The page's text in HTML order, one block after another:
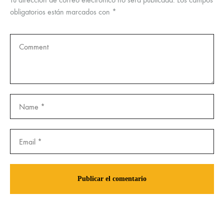
obligatorios están marcados con *